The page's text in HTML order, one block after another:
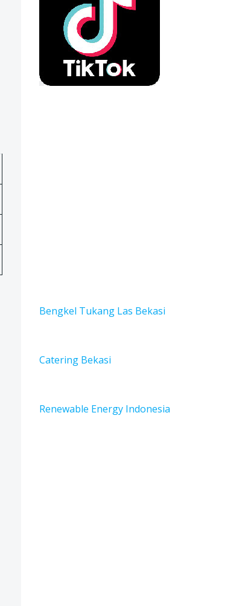
Bengkel Tukang Las Bekasi
Catering Bekasi
Renewable Energy Indonesia